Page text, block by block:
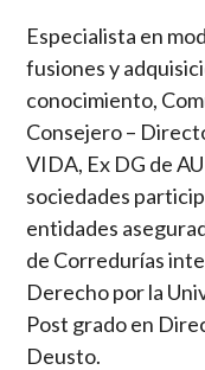
Especialista en
fusiones y
conocimiento,
Consejero –
VIDA, Ex DG de
sociedades
entidades
de Corredurías
Derecho por la
Post grado en
Deusto.